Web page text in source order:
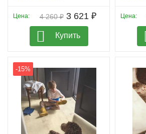
4 260 ₽
Цена: 3 621 ₽
Купить
Цена:
-15%